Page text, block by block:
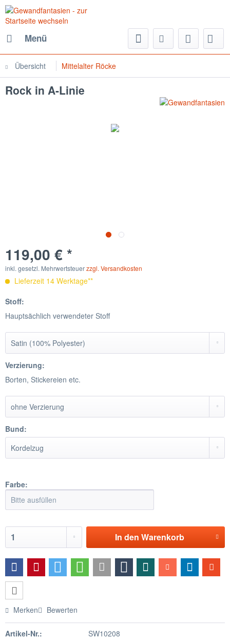
Menü
Übersicht Mittelalter Röcke
Rock in A-Linie
119,00 € *
inkl. gesetzl. Mehrwertsteuerzzgl. Versandkosten
Lieferzeit 14 Werktage**
Stoff:
Hauptsächlich verwendeter Stoff
Verzierung:
Borten, Stickereien etc.
Bund:
Farbe:
In den Warenkorb
Merken Bewerten
Artikel-Nr.: SW10208